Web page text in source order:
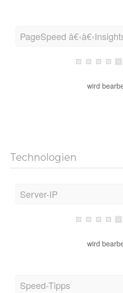
PageSpeed
wird
Technologien
Server-IP
wird
Speed-Tipps